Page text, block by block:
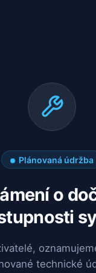
Plánovaná údržba
o
technické